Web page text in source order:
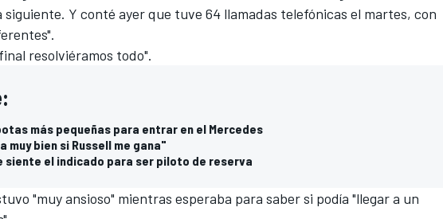
siguiente. Y conté ayer que tuve 64 llamadas telefónicas el martes, con
resolviéramos todo".
más pequeñas para entrar en el Mercedes
muy bien si Russell me gana"
siente el indicado para ser piloto de reserva
"muy ansioso" mientras esperaba para saber si podía "llegar a un